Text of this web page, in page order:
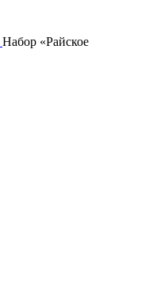
Набор «Райское